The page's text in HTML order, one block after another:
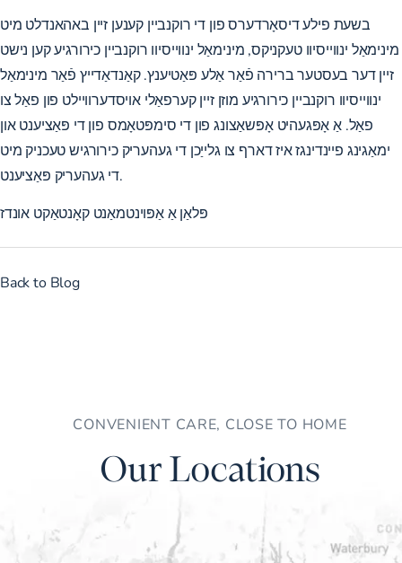
בשעת פילע דיסאָרדערס פון די רוקנביין קענען זיין באהאנדלט מיט
מינימאַל ינווייסיוו טעקניקס, מינימאַל ינווייסיוו רוקנביין כירורגיע קען נישט
זיין דער בעסטער ברירה פֿאַר אַלע פּאַטיענץ. קאַנדאַדייץ פֿאַר מינימאַל
ינווייסיוו רוקנביין כירורגיע מוזן זיין קערפאַלי אויסדערוויילט פון פאַל צו
פאַל. אַ אָפּגעהיט אָפּשאַצונג פון די סימפּטאָמס פון די פּאַציענט און
ימאַגינג פיינדינגז איז דארף צו גלייַכן די געהעריק כירורגיש טעכניק מיט
די געהעריק פּאַציענט.
פּלאַן אַ אַפּוינטמאַנט קאָנטאַקט אונדז
Back to Blog
CONVENIENT CARE, CLOSE TO HOME
Our Locations